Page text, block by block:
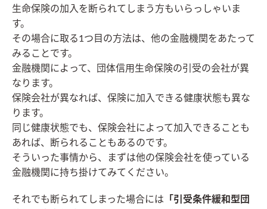
生命保険の加入を断られてしまう方もいらっしゃいま
す。
その場合に取る1つ目の方法は、他の金融機関をあたって
みることです。
金融機関によって、団体信用生命保険の引受の会社が異
なります。
保険会社が異なれば、保険に加入できる健康状態も異な
ります。
同じ健康状態でも、保険会社によって加入できることも
あれば、断られることもあるのです。
そういった事情から、まずは他の保険会社を使っている
金融機関に持ち掛けてみてください。
それでも断られてしまった場合には 「引受条件緩和型団